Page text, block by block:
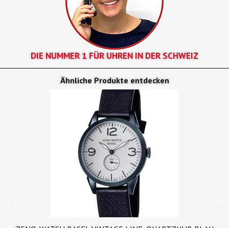
DIE NUMMER 1 FÜR UHREN IN DER SCHWEIZ
Ähnliche Produkte entdecken